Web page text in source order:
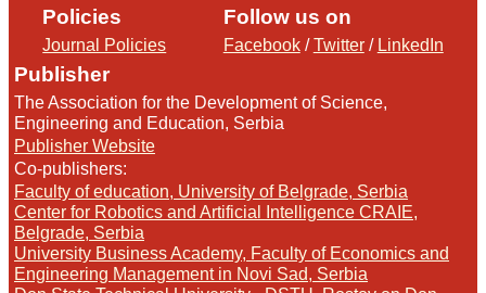
Policies
Journal Policies
Follow us on
Facebook/Twitter/ LinkedIn
Publisher
The Association for the Development of Science,
Engineering and Education, Serbia
Publisher Website
Co-publishers:
Faculty of education, University of Belgrade, Serbia
Center for Robotics and Artificial Intelligence CRAIE,
Belgrade, Serbia
University Business Academy, Faculty of Economics and
Engineering Management in Novi Sad, Serbia